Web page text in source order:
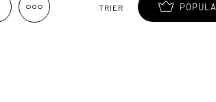
TRIER